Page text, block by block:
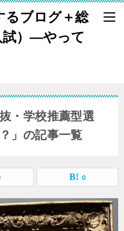
るブログ＋総
試）―やって
・学校推薦型選
」の記事一覧
0